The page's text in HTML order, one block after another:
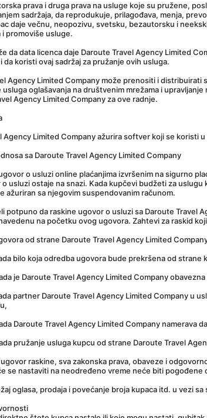
prava i druga prava na usluge koje su pružene,
sadržaja, da reprodukuje, prilagođava, menja,
daje večnu, neopozivu, svetsku, bezautorsku i
promoviše usluge.
da data licenca daje Daroute Travel Agency Limited
da koristi ovaj sadržaj za pružanje ovih usluga.
Agency Limited Company može prenositi i
usluga oglašavanja na društvenim mrežama i
Agency Limited Company za ove radnje.
Agency Limited Company ažurira softver koji se
sa Daroute Travel Agency Limited Company
o usluzi online plaćanjima izvršenim na sigurno
usluzi ostaje na snazi. Kada kupčevi budžeti za
ažuriran sa njegovim suspendovanim računom.
potpuno da raskine ugovor o usluzi sa Daroute Travel
na početku ovog ugovora. Zahtevi za raskid
od strane Daroute Travel Agency Limited
bilo koja odredba ugovora bude prekršena od
je Daroute Travel Agency Limited Company
partner Daroute Travel Agency Limited Company u
Daroute Travel Agency Limited Company namerava
pružanje usluga kupcu od strane Daroute Travel
raskine, sva zakonska prava, obaveze i
se nastaviti na neodređeno vreme neće biti
oglasa, prodaja i povećanje broja kupaca itd. u vezi